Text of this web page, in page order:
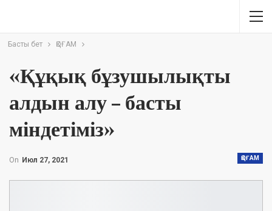
Басты бет ҚОҒАМ
«Құқық бұзушылықты
алдын алу – басты
міндетіміз»
ҚОҒАМ
On Июл 27, 2021